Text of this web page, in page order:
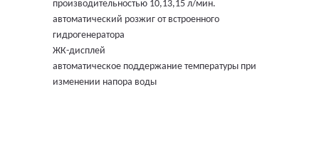
производительностью 10,13,15 л/мин.
автоматический розжиг от встроенного
гидрогенератора
ЖК-дисплей
автоматическое поддержание температуры при
изменении напора воды